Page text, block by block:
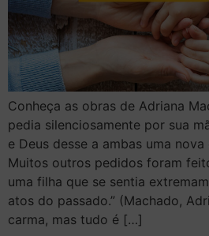
Conheça as obras de Adriana
pedia silenciosamente por sua
e Deus desse a ambas uma
Muitos outros pedidos foram
uma filha que se sentia
atos do passado.” (Machado,
carma, mas tudo é […]